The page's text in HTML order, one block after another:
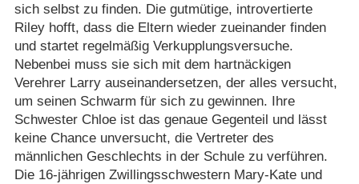
sich selbst zu finden. Die gutmütige, introvertierte
Riley hofft, dass die Eltern wieder zueinander finden
und startet regelmäßig Verkupplungsversuche.
Nebenbei muss sie sich mit dem hartnäckigen
Verehrer Larry auseinandersetzen, der alles versucht,
um seinen Schwarm für sich zu gewinnen. Ihre
Schwester Chloe ist das genaue Gegenteil und lässt
keine Chance unversucht, die Vertreter des
männlichen Geschlechts in der Schule zu verführen.
Die 16-jährigen Zwillingsschwestern Mary-Kate und